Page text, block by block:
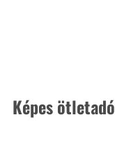
Képes ötletadó